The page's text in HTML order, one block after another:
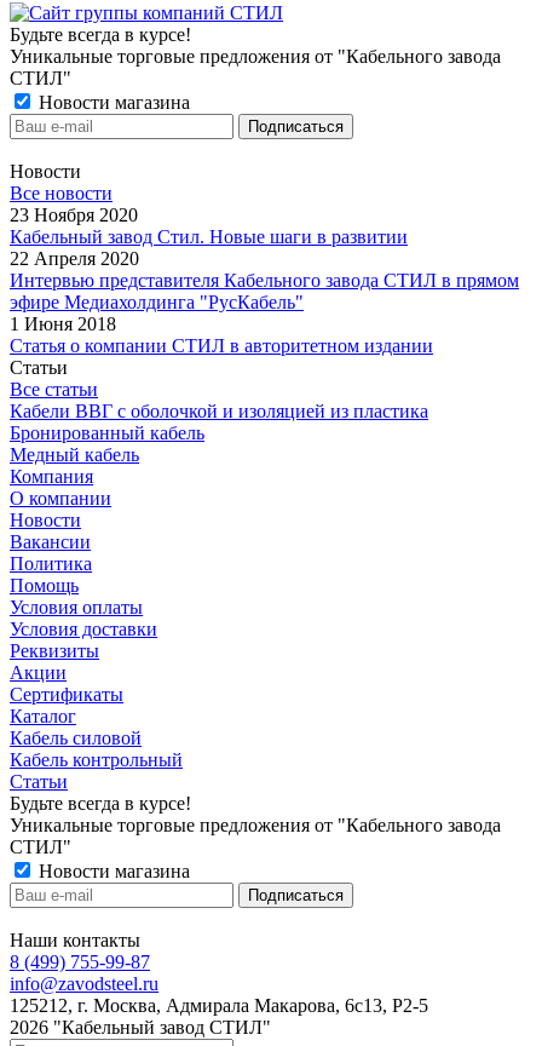
Будьте всегда в курсе!
Уникальные торговые предложения от "Кабельного завода
СТИЛ"
Новости магазина
Новости
Все новости
23 Ноября 2020
Кабельный завод Стил. Новые шаги в развитии
22 Апреля 2020
Интервью представителя Кабельного завода СТИЛ в прямом
эфире Медиахолдинга "РусКабель"
1 Июня 2018
Статья о компании СТИЛ в авторитетном издании
Статьи
Все статьи
Кабели ВВГ с оболочкой и изоляцией из пластика
Бронированный кабель
Медный кабель
Компания
О компании
Новости
Вакансии
Политика
Помощь
Условия оплаты
Условия доставки
Реквизиты
Акции
Сертификаты
Каталог
Кабель силовой
Кабель контрольный
Статьи
Будьте всегда в курсе!
Уникальные торговые предложения от "Кабельного завода
СТИЛ"
Новости магазина
Наши контакты
8 (499) 755-99-87
info@zavodsteel.ru
125212, г. Москва, Адмирала Макарова, 6с13, Р2-5
2026 "Кабельный завод СТИЛ"